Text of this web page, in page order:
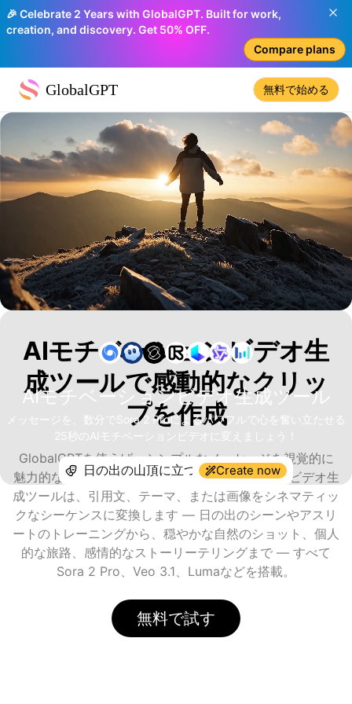
🎉 Celebrate 2 Years with GlobalGPT. Built for work,
creation, and discovery. Get 50% OFF.
Compare plans
GlobalGPT 無料で始める
AIモチベーションビデオ生成ツール
メッセージを、数分でSora 2 Proによるパワフルで心を奮い立たせる
25秒のAIモチベーションビデオに変えましょう！
Create now
AIモチベーションビデオ生
成ツールで感動的なクリッ
プを作成
GlobalGPTを使えば、シンプルなメッセージを視覚的に
魅力的な瞬間に変えられます。AIモチベーションビデオ生
成ツールは、引用文、テーマ、または画像をシネマティッ
クなシーケンスに変換します — 日の出のシーンやアスリ
ートのトレーニングから、穏やかな自然のショット、個人
的な旅路、感情的なストーリーテリングまで — すべて
Sora 2 Pro、Veo 3.1、Lumaなどを搭載。
無料で試す